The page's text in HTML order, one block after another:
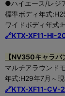
●ハイエース/レジ
標準ボディ年式
ワイドボディ年式
🔗KTX-XF11-HI-
【NV350キャラバ
マルチアラウンド
年式:H29年7月～
🔗KTX-XF11-CV-